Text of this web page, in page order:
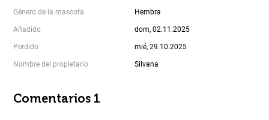
Género de la mascota Hembra
Añadido dom, 02.11.2025
Perdido mié, 29.10.2025
Nombre del propietario Silvana
Comentarios 1